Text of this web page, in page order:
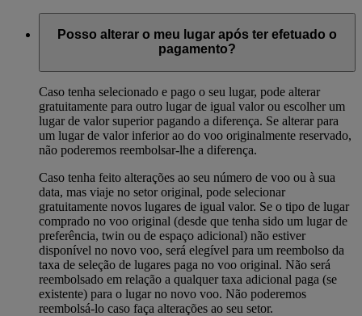
Posso alterar o meu lugar após ter efetuado o
pagamento?
Caso tenha selecionado e pago o seu lugar, pode alterar
gratuitamente para outro lugar de igual valor ou escolher um
lugar de valor superior pagando a diferença. Se alterar para
um lugar de valor inferior ao do voo originalmente reservado,
não poderemos reembolsar-lhe a diferença.
Caso tenha feito alterações ao seu número de voo ou à sua
data, mas viaje no setor original, pode selecionar
gratuitamente novos lugares de igual valor. Se o tipo de lugar
comprado no voo original (desde que tenha sido um lugar de
preferência, twin ou de espaço adicional) não estiver
disponível no novo voo, será elegível para um reembolso da
taxa de seleção de lugares paga no voo original. Não será
reembolsado em relação a qualquer taxa adicional paga (se
existente) para o lugar no novo voo. Não poderemos
reembolsá-lo caso faça alterações ao seu setor.